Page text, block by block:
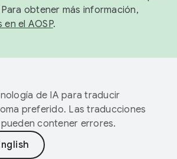
Para obtener más información,
en el AOSP.
de IA para traducir
preferido. Las traducciones
contener errores.